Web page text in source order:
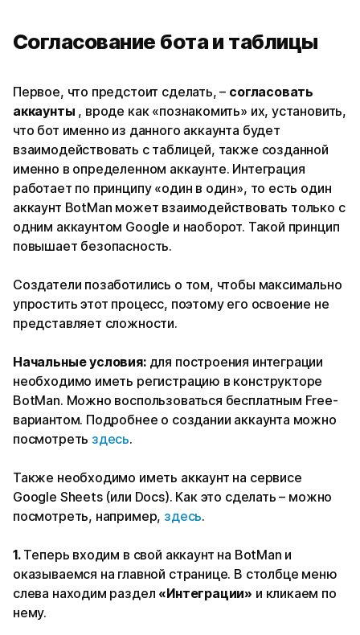
Согласование бота и таблицы
Первое, что предстоит сделать, – согласовать
аккаунты , вроде как «познакомить» их, установить,
что бот именно из данного аккаунта будет
взаимодействовать с таблицей, также созданной
именно в определенном аккаунте. Интеграция
работает по принципу «один в один», то есть один
аккаунт BotMan может взаимодействовать только с
одним аккаунтом Google и наоборот. Такой принцип
повышает безопасность.
Создатели позаботились о том, чтобы максимально
упростить этот процесс, поэтому его освоение не
представляет сложности.
Начальные условия:для построения интеграции
необходимо иметь регистрацию в конструкторе
BotMan. Можно воспользоваться бесплатным Free-
вариантом. Подробнее о создании аккаунта можно
посмотреть здесь.
Также необходимо иметь аккаунт на сервисе
Google Sheets (или Docs). Как это сделать – можно
посмотреть, например, здесь.
1.Теперь входим в свой аккаунт на BotMan и
оказываемся на главной странице. В столбце меню
слева находим раздел «Интеграции» и кликаем по
нему.